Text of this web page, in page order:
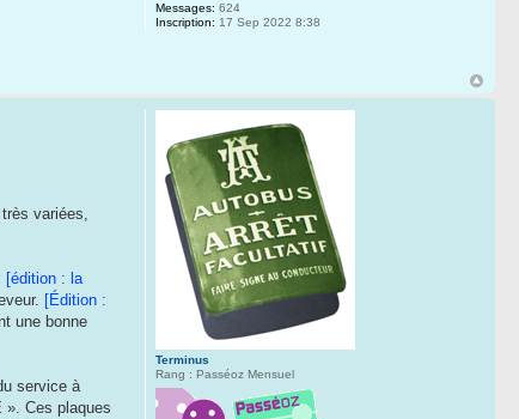
Messages: 624
Inscription: 17 Sep 2022 8:38
variées,
[édition : la
[Édition :
une bonne
service à
». Ces plaques
Terminus
Rang : Passéoz Mensuel